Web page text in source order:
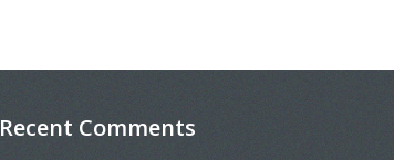
Recent Comments